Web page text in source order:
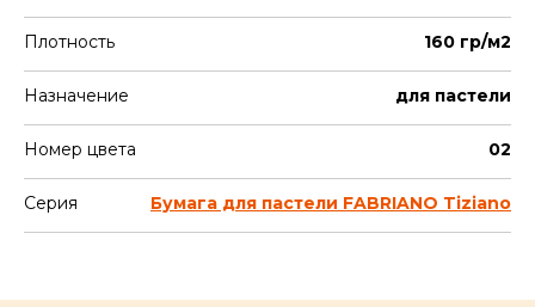
Плотность 160 гр/м2
Назначение для пастели
Номер цвета 02
Серия Бумага для пастели FABRIANO Tiziano